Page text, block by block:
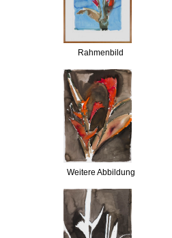
Rahmenbild
Weitere Abbildung